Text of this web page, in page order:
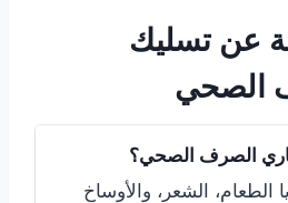
عن تسليك
الصحي
الصرف الصحي؟
الطعام، الشعر، والأوساخ